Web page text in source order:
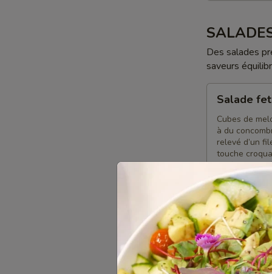
Des salades
saveurs
feta
melon
Salade
Cubes de
à du
relevé d’un
touche
parfaitement
10 bols:
6 bols à
Grand bol:
Salade
grecque
Salade